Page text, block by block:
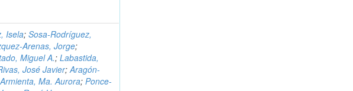
Isela;Sosa-Rodríguez,
Arenas, Jorge;
Miguel A.;Labastida,
José Javier;Aragón-
Armienta, Ma. Aurora;Ponce-